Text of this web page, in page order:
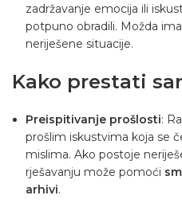
zadržavanje emocija ili
potpuno obradili. Možda
neriješene situacije.
Kako prestati
Preispitivanje prošlosti:
prošlim iskustvima koja se
mislima. Ako postoje
rješavanju može pomoći
arhivi.